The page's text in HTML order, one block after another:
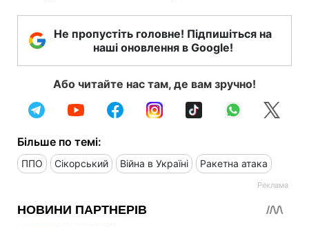
Не пропустіть головне! Підпишіться на
наші оновлення в Google!
Або читайте нас там, де вам зручно!
Більше по темі:
ППО Сікорський Війна в Україні Ракетна атака